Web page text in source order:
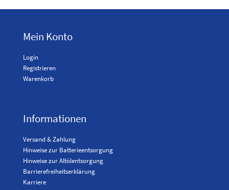
Mein Konto
Login
Registrieren
Warenkorb
Informationen
Versand & Zahlung
Hinweise zur Batterieentsorgung
Hinweise zur Altölentsorgung
Barrierefreiheitserklärung
Karriere